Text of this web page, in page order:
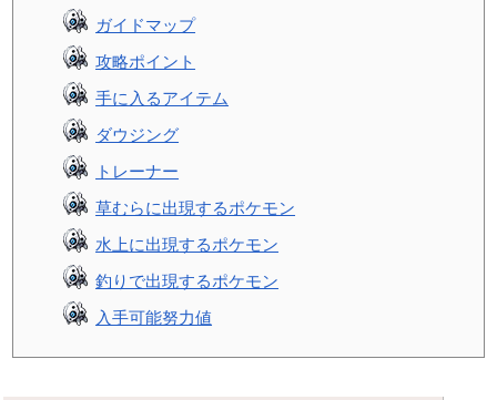
ガイドマップ
攻略ポイント
手に入るアイテム
ダウジング
トレーナー
草むらに出現するポケモン
水上に出現するポケモン
釣りで出現するポケモン
入手可能努力値